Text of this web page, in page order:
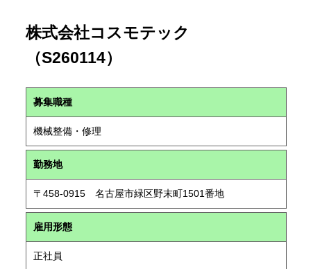
株式会社コスモテック
（S260114）
募集職種
機械整備・修理
勤務地
〒458-0915 名古屋市緑区野末町1501番地
雇用形態
正社員